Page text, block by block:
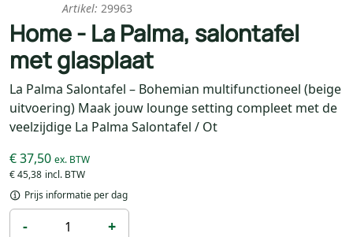
Artikel: 29963
Home - La Palma, salontafel
met glasplaat
La Palma Salontafel – Bohemian multifunctioneel (beige
uitvoering) Maak jouw lounge setting compleet met de
veelzijdige La Palma Salontafel / Ot
€ 45,38
€ 37,50
Prijs informatie per dag
- +